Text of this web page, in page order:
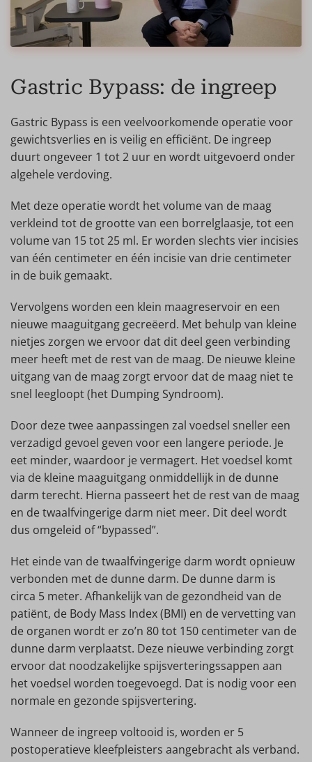
Gastric Bypass: de ingreep
Gastric Bypass is een veelvoorkomende operatie voor
gewichtsverlies en is veilig en efficiënt. De ingreep
duurt ongeveer 1 tot 2 uur en wordt uitgevoerd onder
algehele verdoving.
Met deze operatie wordt het volume van de maag
verkleind tot de grootte van een borrelglaasje, tot een
volume van 15 tot 25 ml. Er worden slechts vier incisies
van één centimeter en één incisie van drie centimeter
in de buik gemaakt.
Vervolgens worden een klein maagreservoir en een
nieuwe maaguitgang gecreëerd. Met behulp van kleine
nietjes zorgen we ervoor dat dit deel geen verbinding
meer heeft met de rest van de maag. De nieuwe kleine
uitgang van de maag zorgt ervoor dat de maag niet te
snel leegloopt (het Dumping Syndroom).
Door deze twee aanpassingen zal voedsel sneller een
verzadigd gevoel geven voor een langere periode. Je
eet minder, waardoor je vermagert. Het voedsel komt
via de kleine maaguitgang onmiddellijk in de dunne
darm terecht. Hierna passeert het de rest van de maag
en de twaalfvingerige darm niet meer. Dit deel wordt
dus omgeleid of “bypassed”.
Het einde van de twaalfvingerige darm wordt opnieuw
verbonden met de dunne darm. De dunne darm is
circa 5 meter. Afhankelijk van de gezondheid van de
patiënt, de Body Mass Index (BMI) en de vervetting van
de organen wordt er zo’n 80 tot 150 centimeter van de
dunne darm verplaatst. Deze nieuwe verbinding zorgt
ervoor dat noodzakelijke spijsverteringssappen aan
het voedsel worden toegevoegd. Dat is nodig voor een
normale en gezonde spijsvertering.
Wanneer de ingreep voltooid is, worden er 5
postoperatieve kleefpleisters aangebracht als verband.